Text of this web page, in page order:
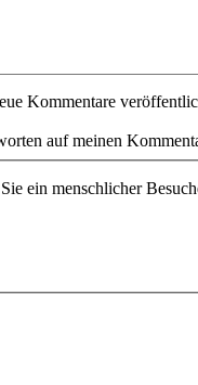
Kommentare
auf meinen
ein menschlicher